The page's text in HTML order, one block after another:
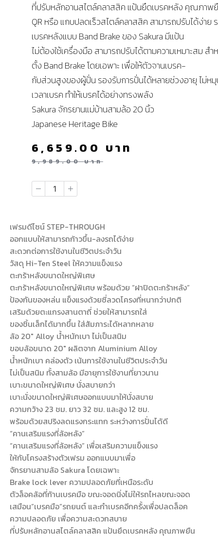
ที่ปรับหลักอานสไตล์คลาสสิค แป้นยึดเบรคหลัง คุณภาพ
QR หรือ แกบปลดเร็วสไตล์คลาสสิค สามารถปรับได้ง่าย
เบรคหลังแบบ Band Brake ของ Sakura มีแป้น
ไม่ต้องใช้เครื่องมือ สามารถปรับได้ตามความเหมาะสม ส
ตั้ง Band Brake โดยเอพาะ เพื่อให้ตัวจานเบรค-
กับส่วนสูงของผู้ปั่น รองรับการปั่นได้หลายช่วงอายุ ไม่ห
เวลาเบรค ทำให้เบรคได้อย่างทรงพลัง
Sakura จักรยานแม่บ้านสามล้อ 20 นิ้ว
Japanese Heritage Bike
9,989.00บาท
6,659.00 บาท
เฟรมดีไซน์ STEP-THROUGH
ออกแบบให้สามารถก้าวขึ้น-ลงรถได้ง่าย
สะดวกต่อการใช้งานในชีวิตประจำวัน
วัสดุ Hi-Ten Steel ให้ความแข็งแรง
ตะกร้าหลังขนาดใหญ่พิเศษ
ตะกร้าหลังขนาดใหญ่พิเศษ พร้อมด้วย “ฝาปิดตะกร้าหลัง”
ป้องกันของหล่น แข็งแรงด้วยซี่ลวดโครงที่หนากว่าปกติ
เสริมด้วยตะแกรงสานตาถี่ ช่วยให้สามารถใส่
ของชิ้นเล็กได้มากขึ้น ใส่สัมภาระได้หลากหลาย
ล้อ 20″ Alloy น้ำหนักเบา ไม่เป็นสนิม
ขอบล้อขนาด 20″ ผลิตจาก Aluminium Alloy
น้ำหนักเบา คล่องตัว เน้นการใช้งานในชีวิตประจำวัน
ไม่เป็นสนิม ทั้งสามล้อ มีอายุการใช้งานที่ยาวนาน
เบาะขนาดใหญ่พิเศษ นั่งสบายกว่า
เบาะนั่งขนาดใหญ่พิเศษออกแบบมาให้นั่งสบาย
ความกว้าง 23 ชม. ยาว 32 ซม. และสูง 12 ชม.
พร้อมด้วยสปริงลดแรงกระแทก ระหว่างการปั่นได้ดี
“คานเสริมแรงที่ล้อหลัง”
“คานเสริมแรงที่ล้อหลัง” เพื่อเสริมความแข็งแรง
ให้กับโครงสร้างตัวเฟรม ออกแบบมาเพื่อ
จักรยานสามล้อ Sakura โดยเฉพาะ
Brake lock lever ความปลอดภัยที่เหนือระดับ
ตัวล็อคล้อที่ก้านเบรคมือ ขณะจอดนิ่งไม่ให้รถไหลขณะจอด
เสมือน”เบรคมือ”รถยนต์ และกำเบรคอีกครั้งเพื่อปลดล็อค
ความปลอดภัย เพื่อความสะดวกสบาย
ที่ปรับหลักอานสไตล์คลาสสิค แป้นยึดเบรคหลัง คุณภาพยืน